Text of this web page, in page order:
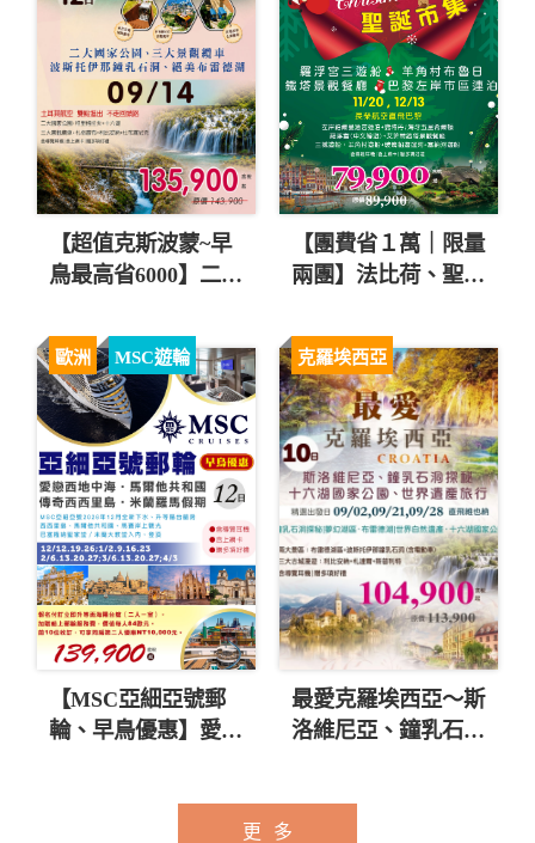
【超值克斯波蒙~早
鳥最高省6000】二大
纜車12日 直售
135,900起 💎
【團費省１萬｜限量
兩團】法比荷、聖誕
連泊九日 直售
79,900起 💎
歐洲 MSC遊輪
【MSC亞細亞號郵
輪、早鳥優惠】愛戀
克羅埃西亞
最愛克羅埃西亞～斯
洛維尼亞、鐘乳石洞
更多